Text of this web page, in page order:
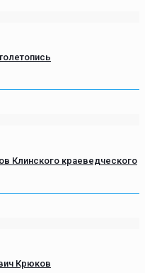
Клинского краеведческого
Крюков